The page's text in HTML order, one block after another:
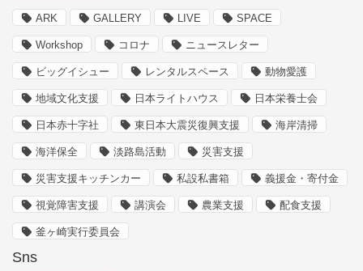
ARK GALLERY LIVE SPACE
Workshop コロナ ニュースレター
ビッグイシュー レンタルスペース 動物愛護
地域文化支援 日本ライトハウス 日本栄養士会
日本赤十字社 東日本大震災復興支援 海岸清掃
海洋保全 淡路島活動 災害支援
災害支援キッチンカー 私設私書箱 義援金・寄付金
視覚障害支援 講演会 農業支援 配食支援
釜ヶ崎実行委員会
Sns